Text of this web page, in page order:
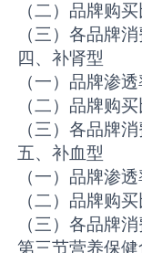
（二）品牌购
（三）各品牌
四、补肾型
（一）品牌渗
（二）品牌购
（三）各品牌
五、补血型
（一）品牌渗
（二）品牌购
（三）各品牌
第三节营养保